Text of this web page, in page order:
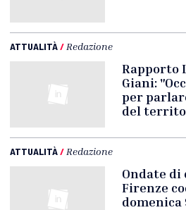
ATTUALITÀ/ Redazione
Rapporto
Giani:
per
del
ATTUALITÀ/ Redazione
Ondate di
Firenze
domenica